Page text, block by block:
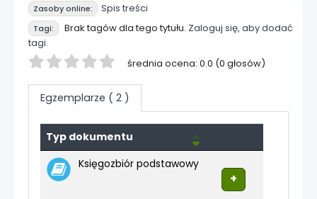
Zasoby online: Spis treści
Tagi: Brak tagów dla tego tytułu. Zaloguj się, aby dodać
tagi.
Twoja ocena średnia ocena: 0.0 (0 głosów)
Egzemplarze ( 2 )
Egzemplarze
Typ dokumentu
Księgozbiór podstawowy